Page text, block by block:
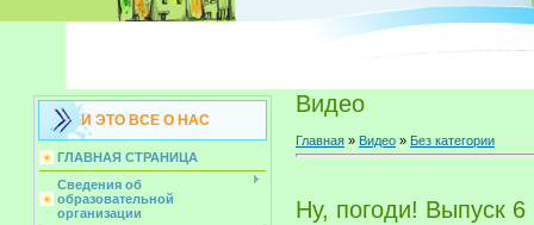
И ЭТО ВСЕ О НАС
ГЛАВНАЯ СТРАНИЦА
Сведения об
образовательной
организации
Видео
Главная » Видео » Без категории
Ну, погоди! Выпуск 6